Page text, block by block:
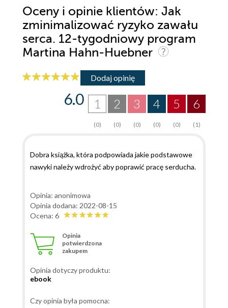
Oceny i opinie klientów: Jak
zminimalizować ryzyko zawału
serca. 12-tygodniowy program
Martina Hahn-Huebner
Dodaj opinię
6
(1)
5
(0)
4
(0)
3
(0)
2
(0)
1
(0)
6.0
Dobra książka, która podpowiada jakie podstawowe
nawyki należy wdrożyć aby poprawić pracę serducha.
Opinia: anonimowa
Opinia dodana: 2022-08-15
Ocena: 6
Opinia
potwierdzona
zakupem
Opinia dotyczy produktu:
ebook
Czy opinia była pomocna: